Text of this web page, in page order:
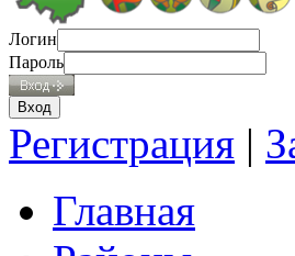
Логин
Пароль
Регистрация |
Главная